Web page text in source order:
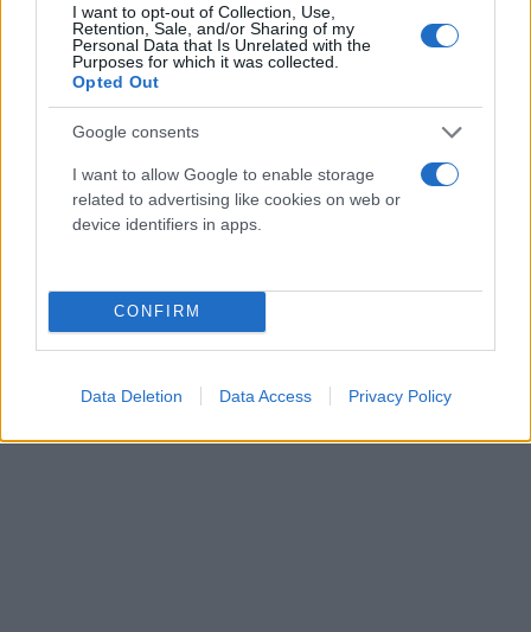
I want to opt-out of Collection, Use,
Retention, Sale, and/or Sharing of my
Personal Data that Is Unrelated with the
Purposes for which it was collected.
Opted Out
Google consents
I want to allow Google to enable storage
related to advertising like cookies on web or
device identifiers in apps.
CONFIRM
Data Deletion Data Access Privacy Policy